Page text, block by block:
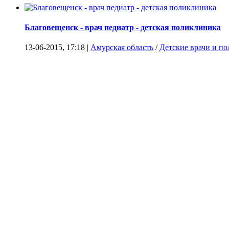
Благовещенск - врач педиатр - детская поликлиника
13-06-2015, 17:18 | Амурская область / Детские врачи и